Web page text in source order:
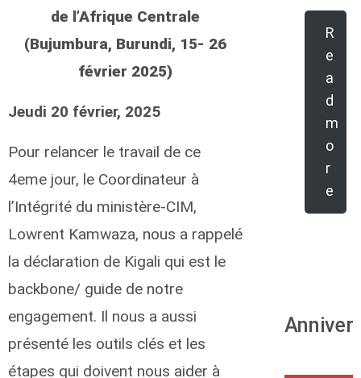
de l’Afrique Centrale
(Bujumbura, Burundi, 15- 26
février 2025)
Jeudi 20 février, 2025
Pour relancer le travail de ce
4eme jour, le Coordinateur à
l’Intégrité du ministère-CIM,
Lowrent Kamwaza, nous a rappelé
la déclaration de Kigali qui est le
backbone/ guide de notre
engagement. Il nous a aussi
présenté les outils clés et les
étapes qui doivent nous aider à
R
e
a
d
m
o
r
e